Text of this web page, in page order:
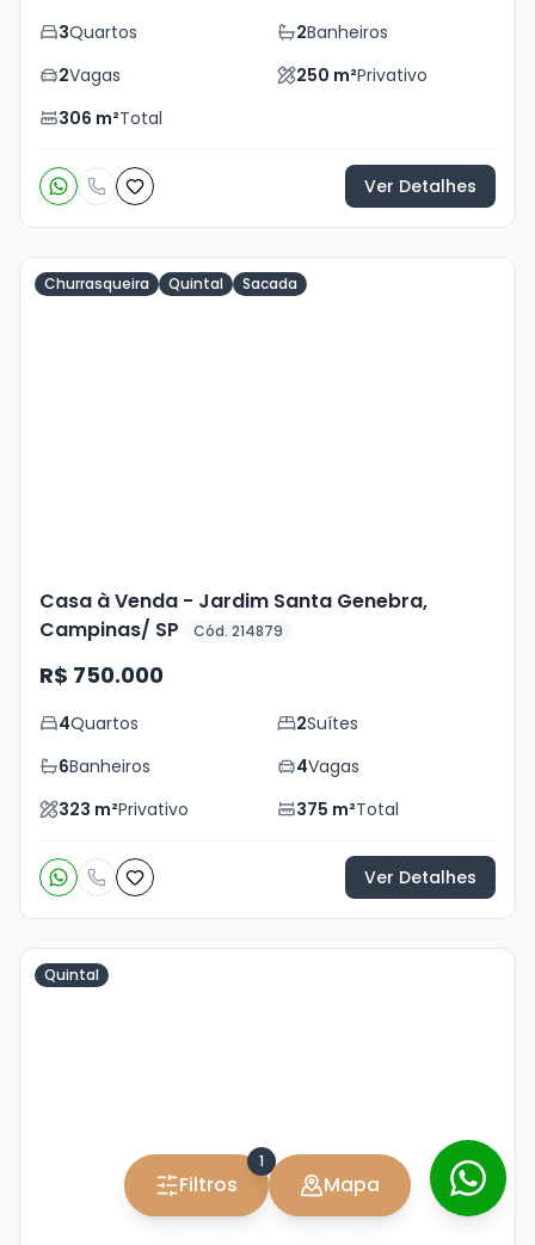
Filtros
1
Mapa
3Quartos 2Banheiros
2Vagas 250 m²Privativo
306 m²Total
Ver Detalhes
Churrasqueira Quintal Sacada
Casa à Venda - Jardim Santa Genebra,
Campinas/ SP
Cód. 214879
R$ 750.000
4Quartos 2Suítes
6Banheiros 4Vagas
323 m²Privativo 375 m²Total
Ver Detalhes
Quintal